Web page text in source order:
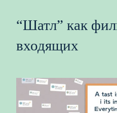
“Шатл” как
входящих